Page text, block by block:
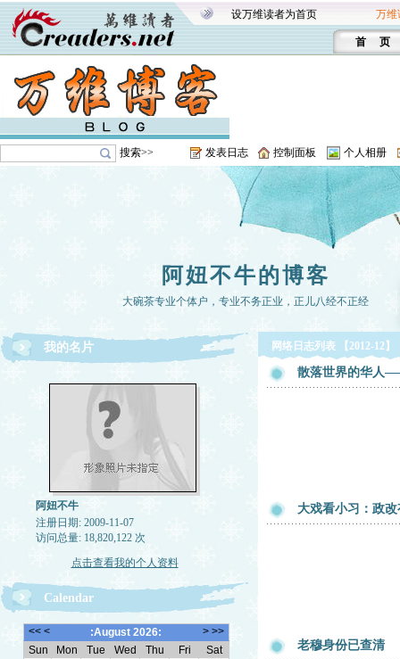
设万维读者为首页 万维
首 页
搜索>> 发表日志 控制面板 个人相册
阿妞不牛的博客
大碗茶专业个体户，专业不务正业，正儿八经不正经
我的名片
阿妞不牛
注册日期: 2009-11-07
访问总量: 18,820,122 次
点击查看我的个人资料
Calendar
网络日志列表 【2012-12】
散落世界的华人
大戏看小习：政
老穆身份已查清